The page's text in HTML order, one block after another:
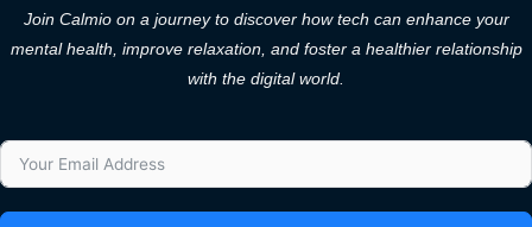
Join Calmio on a journey to discover how tech can enhance your
mental health, improve relaxation, and foster a healthier relationship
with the digital world.